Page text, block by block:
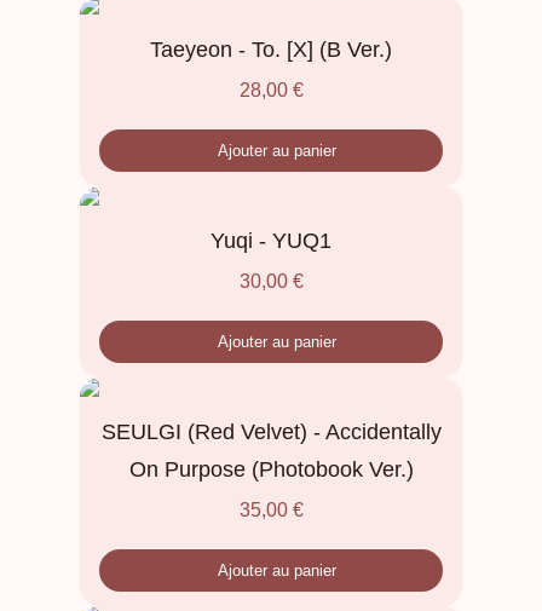
Taeyeon - To. [X] (B Ver.)
28,00 €
Ajouter au panier
Yuqi - YUQ1
30,00 €
Ajouter au panier
SEULGI (Red Velvet) - Accidentally
On Purpose (Photobook Ver.)
35,00 €
Ajouter au panier